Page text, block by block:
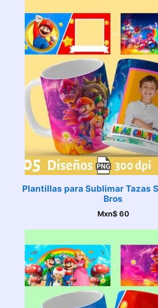
Plantillas para Sublimar Tazas
Bros
Mxn$ 60